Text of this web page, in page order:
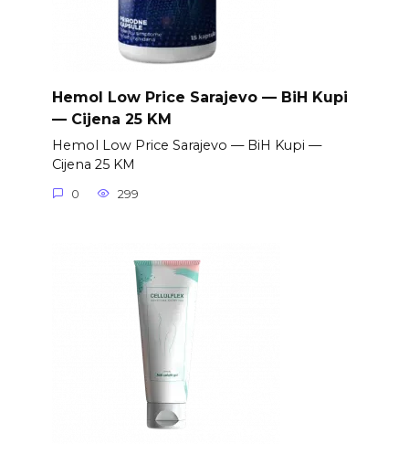
Hemol Low Price Sarajevo — BiH Kupi
— Cijena 25 KM
Hemol Low Price Sarajevo — BiH Kupi —
Cijena 25 KM
0 299